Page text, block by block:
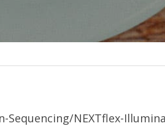
NEXTflex-